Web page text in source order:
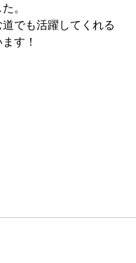
。
でも活躍してくれる
す！